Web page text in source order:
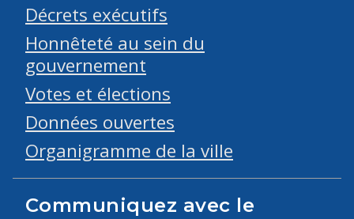
Décrets exécutifs
Honnêteté au sein du
gouvernement
Votes et élections
Données ouvertes
Organigramme de la ville
Communiquez avec le